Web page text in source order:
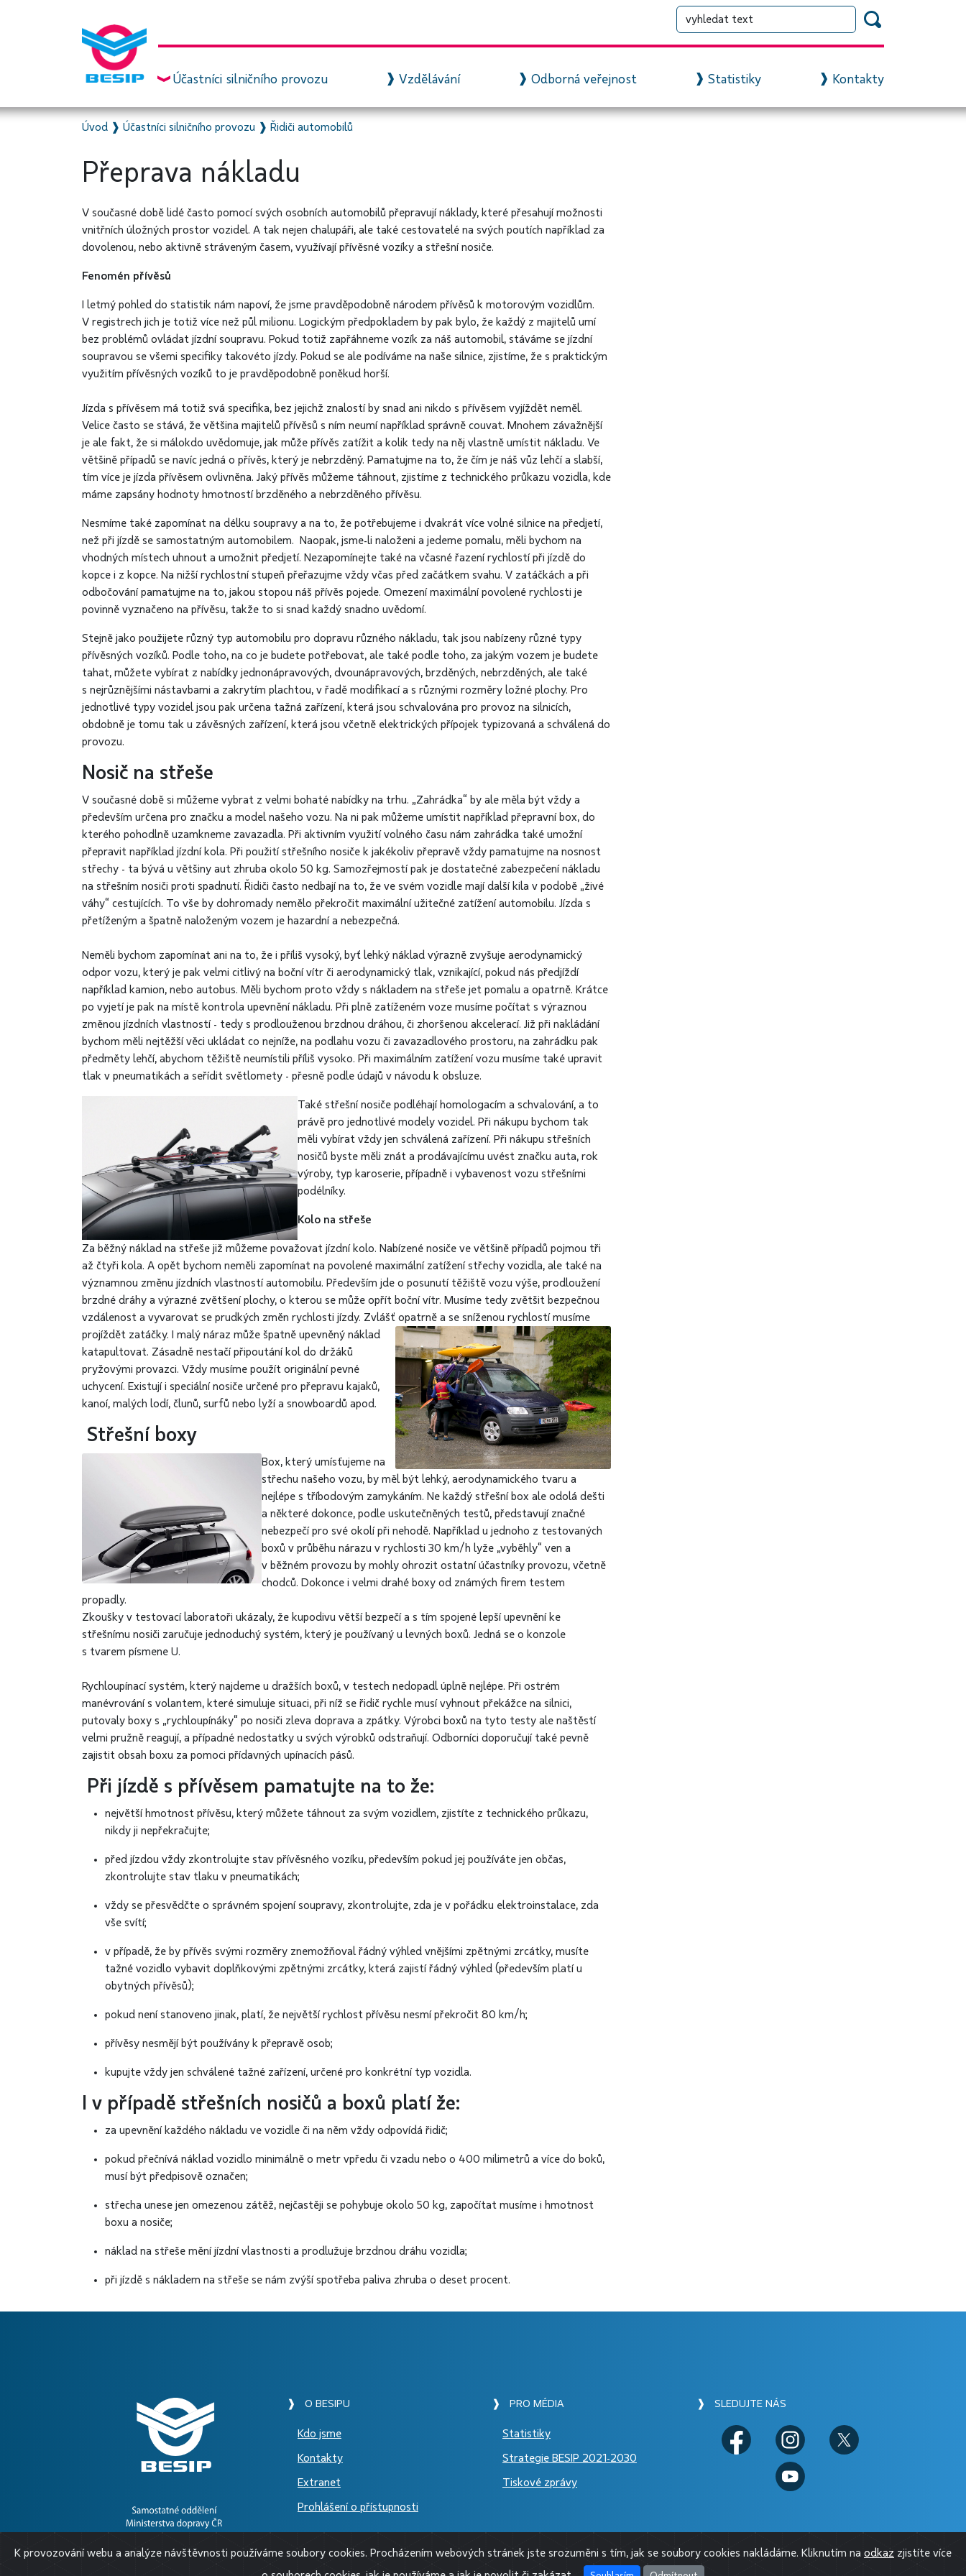
Účastníci silničního provozu Vzdělávání Odborná veřejnost Statistiky Kontakty
Úvod ❱ Účastníci silničního provozu ❱ Řidiči automobilů
Přeprava nákladu
V současné době lidé často pomocí svých osobních automobilů přepravují náklady, které přesahují možnosti
vnitřních úložných prostor vozidel. A tak nejen chalupáři, ale také cestovatelé na svých poutích například za
dovolenou, nebo aktivně stráveným časem, využívají přívěsné vozíky a střešní nosiče.
Fenomén přívěsů
I letmý pohled do statistik nám napoví, že jsme pravděpodobně národem přívěsů k motorovým vozidlům.
V registrech jich je totiž více než půl milionu. Logickým předpokladem by pak bylo, že každý z majitelů umí
bez problémů ovládat jízdní soupravu. Pokud totiž zapřáhneme vozík za náš automobil, stáváme se jízdní
soupravou se všemi specifiky takovéto jízdy. Pokud se ale podíváme na naše silnice, zjistíme, že s praktickým
využitím přívěsných vozíků to je pravděpodobně poněkud horší.
Jízda s přívěsem má totiž svá specifika, bez jejichž znalostí by snad ani nikdo s přívěsem vyjíždět neměl.
Velice často se stává, že většina majitelů přívěsů s ním neumí například správně couvat. Mnohem závažnější
je ale fakt, že si málokdo uvědomuje, jak může přívěs zatížit a kolik tedy na něj vlastně umístit nákladu. Ve
většině případů se navíc jedná o přívěs, který je nebrzděný. Pamatujme na to, že čím je náš vůz lehčí a slabší,
tím více je jízda přívěsem ovlivněna. Jaký přívěs můžeme táhnout, zjistíme z technického průkazu vozidla, kde
máme zapsány hodnoty hmotností brzděného a nebrzděného přívěsu.
Nesmíme také zapomínat na délku soupravy a na to, že potřebujeme i dvakrát více volné silnice na předjetí,
než při jízdě se samostatným automobilem. Naopak, jsme-li naloženi a jedeme pomalu, měli bychom na
vhodných místech uhnout a umožnit předjetí. Nezapomínejte také na včasné řazení rychlostí při jízdě do
kopce i z kopce. Na nižší rychlostní stupeň přeřazujme vždy včas před začátkem svahu. V zatáčkách a při
odbočování pamatujme na to, jakou stopou náš přívěs pojede. Omezení maximální povolené rychlosti je
povinně vyznačeno na přívěsu, takže to si snad každý snadno uvědomí.
Stejně jako použijete různý typ automobilu pro dopravu různého nákladu, tak jsou nabízeny různé typy
přívěsných vozíků. Podle toho, na co je budete potřebovat, ale také podle toho, za jakým vozem je budete
tahat, můžete vybírat z nabídky jednonápravových, dvounápravových, brzděných, nebrzděných, ale také
s nejrůznějšími nástavbami a zakrytím plachtou, v řadě modifikací a s různými rozměry ložné plochy. Pro
jednotlivé typy vozidel jsou pak určena tažná zařízení, která jsou schvalována pro provoz na silnicích,
obdobně je tomu tak u závěsných zařízení, která jsou včetně elektrických přípojek typizovaná a schválená do
provozu.
Nosič na střeše
V současné době si můžeme vybrat z velmi bohaté nabídky na trhu. „Zahrádka“ by ale měla být vždy a
především určena pro značku a model našeho vozu. Na ni pak můžeme umístit například přepravní box, do
kterého pohodlně uzamkneme zavazadla. Při aktivním využití volného času nám zahrádka také umožní
přepravit například jízdní kola. Při použití střešního nosiče k jakékoliv přepravě vždy pamatujme na nosnost
střechy - ta bývá u většiny aut zhruba okolo 50 kg. Samozřejmostí pak je dostatečné zabezpečení nákladu
na střešním nosiči proti spadnutí. Řidiči často nedbají na to, že ve svém vozidle mají další kila v podobě „živé
váhy“ cestujících. To vše by dohromady nemělo překročit maximální užitečné zatížení automobilu. Jízda s
přetíženým a špatně naloženým vozem je hazardní a nebezpečná.
Neměli bychom zapomínat ani na to, že i příliš vysoký, byť lehký náklad výrazně zvyšuje aerodynamický
odpor vozu, který je pak velmi citlivý na boční vítr či aerodynamický tlak, vznikající, pokud nás předjíždí
například kamion, nebo autobus. Měli bychom proto vždy s nákladem na střeše jet pomalu a opatrně. Krátce
po vyjetí je pak na místě kontrola upevnění nákladu. Při plně zatíženém voze musíme počítat s výraznou
změnou jízdních vlastností - tedy s prodlouženou brzdnou dráhou, či zhoršenou akcelerací. Již při nakládání
bychom měli nejtěžší věci ukládat co nejníže, na podlahu vozu či zavazadlového prostoru, na zahrádku pak
předměty lehčí, abychom těžiště neumístili příliš vysoko. Při maximálním zatížení vozu musíme také upravit
tlak v pneumatikách a seřídit světlomety - přesně podle údajů v návodu k obsluze.
Také střešní nosiče podléhají homologacím a schvalování, a to
právě pro jednotlivé modely vozidel. Při nákupu bychom tak
měli vybírat vždy jen schválená zařízení. Při nákupu střešních
nosičů byste měli znát a prodávajícímu uvést značku auta, rok
výroby, typ karoserie, případně i vybavenost vozu střešními
podélníky.
Kolo na střeše
Za běžný náklad na střeše již můžeme považovat jízdní kolo. Nabízené nosiče ve většině případů pojmou tři
až čtyři kola. A opět bychom neměli zapomínat na povolené maximální zatížení střechy vozidla, ale také na
významnou změnu jízdních vlastností automobilu. Především jde o posunutí těžiště vozu výše, prodloužení
brzdné dráhy a výrazné zvětšení plochy, o kterou se může opřít boční vítr. Musíme tedy zvětšit bezpečnou
vzdálenost a vyvarovat se prudkých změn rychlosti jízdy. Zvlášť opatrně a se sníženou rychlostí musíme
projíždět zatáčky. I malý náraz může špatně upevněný náklad
katapultovat. Zásadně nestačí připoutání kol do držáků
pryžovými provazci. Vždy musíme použít originální pevné
uchycení. Existují i speciální nosiče určené pro přepravu kajaků,
kanoí, malých lodí, člunů, surfů nebo lyží a snowboardů apod.
Střešní boxy
Box, který umísťujeme na
střechu našeho vozu, by měl být lehký, aerodynamického tvaru a
nejlépe s tříbodovým zamykáním. Ne každý střešní box ale odolá dešti
a některé dokonce, podle uskutečněných testů, představují značné
nebezpečí pro své okolí při nehodě. Například u jednoho z testovaných
boxů v průběhu nárazu v rychlosti 30 km/h lyže „vyběhly“ ven a
v běžném provozu by mohly ohrozit ostatní účastníky provozu, včetně
chodců. Dokonce i velmi drahé boxy od známých firem testem
propadly.
Zkoušky v testovací laboratoři ukázaly, že kupodivu větší bezpečí a s tím spojené lepší upevnění ke
střešnímu nosiči zaručuje jednoduchý systém, který je používaný u levných boxů. Jedná se o konzole
s tvarem písmene U.
Rychloupínací systém, který najdeme u dražších boxů, v testech nedopadl úplně nejlépe. Při ostrém
manévrování s volantem, které simuluje situaci, při níž se řidič rychle musí vyhnout překážce na silnici,
putovaly boxy s „rychloupínáky“ po nosiči zleva doprava a zpátky. Výrobci boxů na tyto testy ale naštěstí
velmi pružně reagují, a případné nedostatky u svých výrobků odstraňují. Odborníci doporučují také pevně
zajistit obsah boxu za pomoci přídavných upínacích pásů.
Při jízdě s přívěsem pamatujte na to že:
největší hmotnost přívěsu, který můžete táhnout za svým vozidlem, zjistíte z technického průkazu,
nikdy ji nepřekračujte;
před jízdou vždy zkontrolujte stav přívěsného vozíku, především pokud jej používáte jen občas,
zkontrolujte stav tlaku v pneumatikách;
vždy se přesvědčte o správném spojení soupravy, zkontrolujte, zda je v pořádku elektroinstalace, zda
vše svítí;
v případě, že by přívěs svými rozměry znemožňoval řádný výhled vnějšími zpětnými zrcátky, musíte
tažné vozidlo vybavit doplňkovými zpětnými zrcátky, která zajistí řádný výhled (především platí u
obytných přívěsů);
pokud není stanoveno jinak, platí, že největší rychlost přívěsu nesmí překročit 80 km/h;
přívěsy nesmějí být používány k přepravě osob;
kupujte vždy jen schválené tažné zařízení, určené pro konkrétní typ vozidla.
I v případě střešních nosičů a boxů platí že:
za upevnění každého nákladu ve vozidle či na něm vždy odpovídá řidič;
pokud přečnívá náklad vozidlo minimálně o metr vpředu či vzadu nebo o 400 milimetrů a více do boků,
musí být předpisově označen;
střecha unese jen omezenou zátěž, nejčastěji se pohybuje okolo 50 kg, započítat musíme i hmotnost
boxu a nosiče;
náklad na střeše mění jízdní vlastnosti a prodlužuje brzdnou dráhu vozidla;
při jízdě s nákladem na střeše se nám zvýší spotřeba paliva zhruba o deset procent.
❱ O BESIPU
Kdo jsme
Kontakty
Extranet
Prohlášení o přístupnosti
❱ PRO MÉDIA
Statistiky
Strategie BESIP 2021-2030
Tiskové zprávy
❱ SLEDUJTE NÁS
K provozování webu a analýze návštěvnosti používáme soubory cookies. Procházením webových stránek jste srozuměni s tím, jak se soubory cookies nakládáme. Kliknutím na odkaz zjistíte více